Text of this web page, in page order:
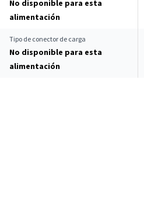
No disponible para esta
alimentación
Tipo de conector de carga
No disponible para esta
alimentación